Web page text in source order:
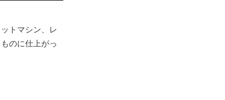
トマシン、レ
のに仕上がっ